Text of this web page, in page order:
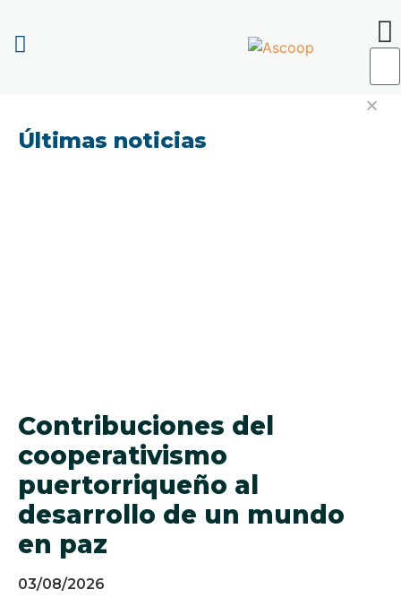
Últimas noticias
Contribuciones del
cooperativismo
puertorriqueño al
desarrollo de un mundo
en paz
03/08/2026